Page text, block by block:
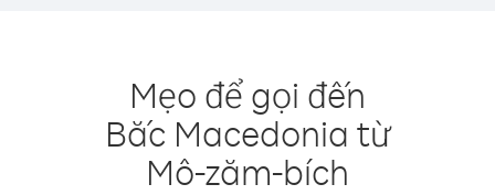
Mẹo để gọi đến
Bắc Macedonia từ
Mô-zăm-bích